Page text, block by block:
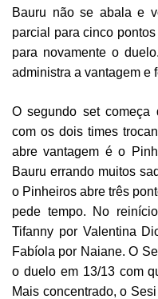
Bauru não se abala e
parcial para cinco
para novamente o
administra a vantagem e
O segundo set começa
com os dois times
abre vantagem é o
Bauru errando muitos
o Pinheiros abre três
pede tempo. No
Tifanny por Valentina
Fabíola por Naiane. O
o duelo em 13/13 com
Mais concentrado, o